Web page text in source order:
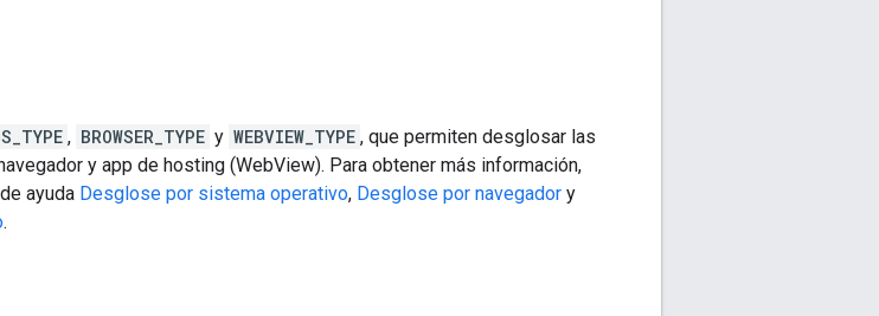
, BROWSER_TYPE y WEBVIEW_TYPE , que permiten desglosar las
y app de hosting (WebView). Para obtener más información,
ayuda Desglose por sistema operativo, Desglose por navegador y
.